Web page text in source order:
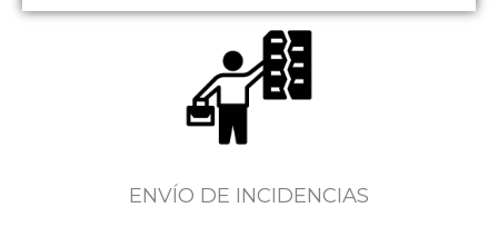
ENVÍO DE INCIDENCIAS